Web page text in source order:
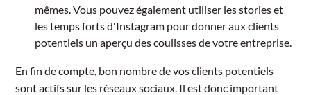
mêmes. Vous pouvez également utiliser les stories et
les temps forts d'Instagram pour donner aux clients
potentiels un aperçu des coulisses de votre entreprise.
En fin de compte, bon nombre de vos clients potentiels
sont actifs sur les réseaux sociaux. Il est donc important